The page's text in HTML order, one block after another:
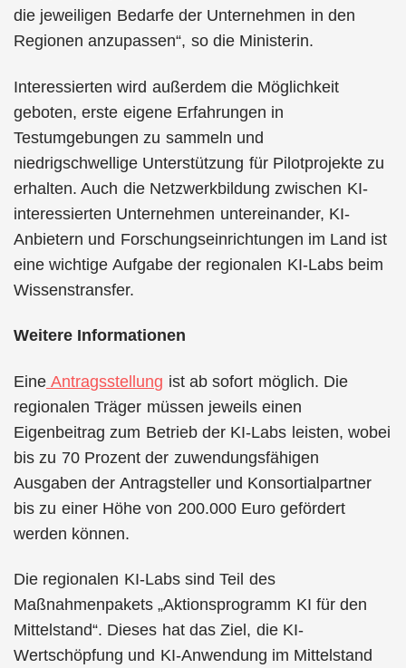
die jeweiligen Bedarfe der Unternehmen in den
Regionen anzupassen“, so die Ministerin.
Interessierten wird außerdem die Möglichkeit
geboten, erste eigene Erfahrungen in
Testumgebungen zu sammeln und
niedrigschwellige Unterstützung für Pilotprojekte zu
erhalten. Auch die Netzwerkbildung zwischen KI-
interessierten Unternehmen untereinander, KI-
Anbietern und Forschungseinrichtungen im Land ist
eine wichtige Aufgabe der regionalen KI-Labs beim
Wissenstransfer.
Weitere Informationen
Eine Antragsstellung ist ab sofort möglich. Die
regionalen Träger müssen jeweils einen
Eigenbeitrag zum Betrieb der KI-Labs leisten, wobei
bis zu 70 Prozent der zuwendungsfähigen
Ausgaben der Antragsteller und Konsortialpartner
bis zu einer Höhe von 200.000 Euro gefördert
werden können.
Die regionalen KI-Labs sind Teil des
Maßnahmenpakets „Aktionsprogramm KI für den
Mittelstand“. Dieses hat das Ziel, die KI-
Wertschöpfung und KI-Anwendung im Mittelstand